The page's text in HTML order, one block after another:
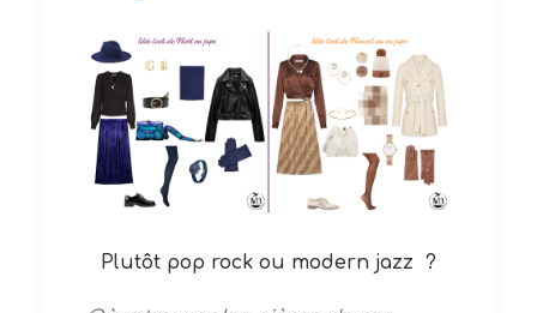
Plutôt pop rock ou modern jazz ?